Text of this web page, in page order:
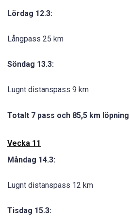
Lördag 12.3:
Långpass 25 km
Söndag 13.3:
Lugnt distanspass 9 km
Totalt 7 pass och 85,5 km löpning
Vecka 11
Måndag 14.3:
Lugnt distanspass 12 km
Tisdag 15.3: